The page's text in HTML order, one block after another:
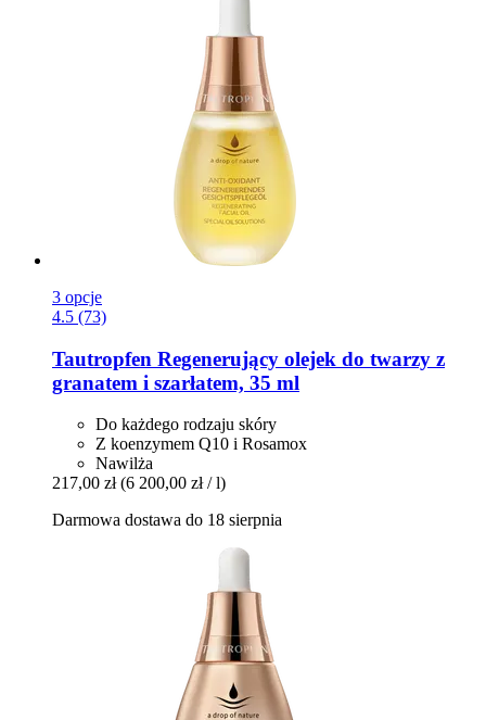
3 opcje
4.5 (73)
Tautropfen Regenerujący olejek do twarzy z
granatem i szarłatem, 35 ml
Do każdego rodzaju skóry
Z koenzymem Q10 i Rosamox
Nawilża
217,00 zł (6 200,00 zł / l)
Darmowa dostawa do 18 sierpnia